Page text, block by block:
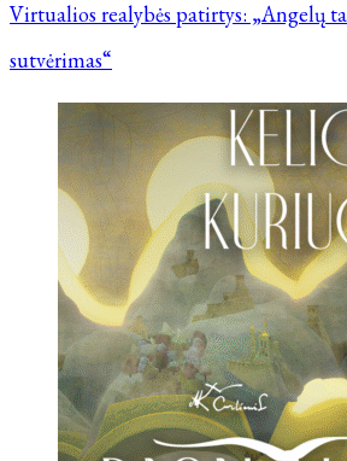
Virtualios realybės patirtys: „Angelų
sutvėrimas“